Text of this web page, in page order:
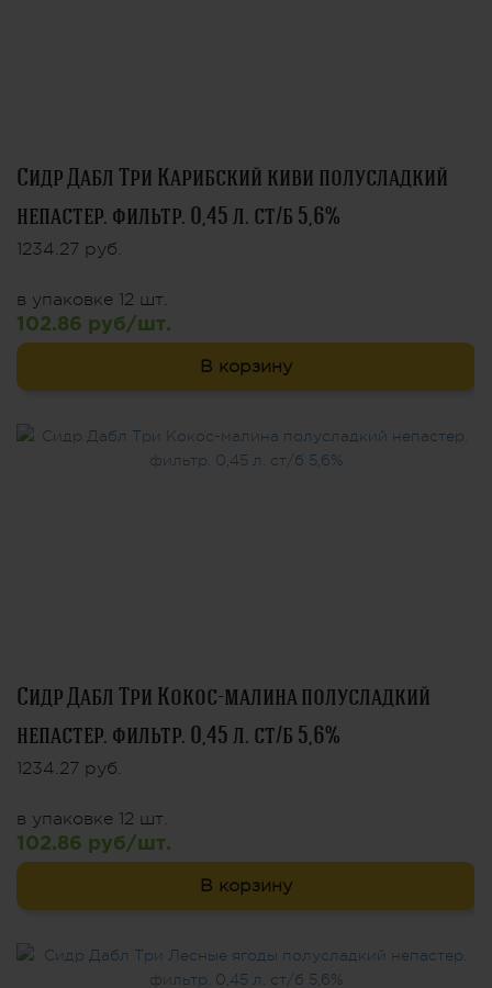
Сидр Дабл Три Карибский киви полусладкий
непастер. фильтр. 0,45 л. ст/б 5,6%
1234.27 руб.
в упаковке 12 шт.
102.86 руб/шт.
В корзину
Сидр Дабл Три Кокос-малина полусладкий
непастер. фильтр. 0,45 л. ст/б 5,6%
1234.27 руб.
в упаковке 12 шт.
102.86 руб/шт.
В корзину